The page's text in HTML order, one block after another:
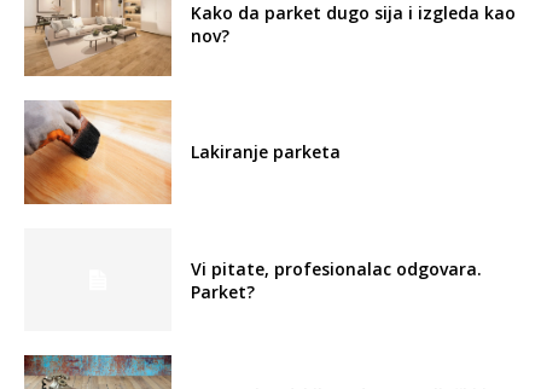
Kako da parket dugo sija i izgleda kao
nov?
Lakiranje parketa
Vi pitate, profesionalac odgovara.
Parket?